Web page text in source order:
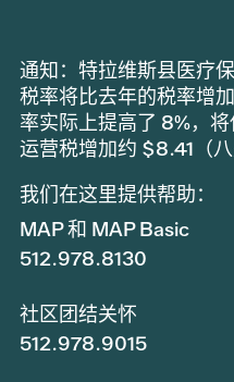
通知：特拉维斯县医疗
税率将比去年的税率增
率实际上提高了 8%，
运营税增加约 $8.41（
我们在这里提供帮助：
MAP 和 MAP Basic
512.978.8130
社区团结关怀
512.978.9015